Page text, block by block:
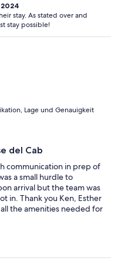
stay. As stated over and
stay possible!
Lage und Genauigkeit
del Cab
communication in prep of
a small hurdle to
arrival but the team was
in. Thank you Ken, Esther
the amenities needed for
store, restaurants,
the arts and
looking for a lit up party
we will stay again..